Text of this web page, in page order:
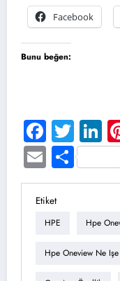
Facebook
Bunu beğen:
Email
Etiket
HPE Hpe
Hpe Oneview Ne